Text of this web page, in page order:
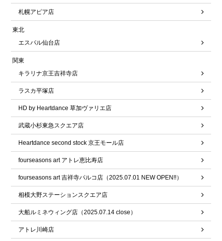
札幌アピア店
東北
エスパル仙台店
関東
キラリナ京王吉祥寺店
ラスカ平塚店
HD by Heartdance 草加ヴァリエ店
武蔵小杉東急スクエア店
Heartdance second stock 京王モール店
fourseasons art アトレ恵比寿店
fourseasons art 吉祥寺パルコ店（2025.07.01 NEW OPEN!!）
相模大野ステーションスクエア店
大船ルミネウィング店（2025.07.14 close）
アトレ川崎店